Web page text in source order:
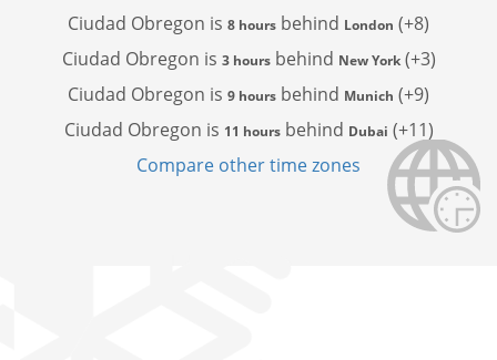
Ciudad Obregon is 8 hours behind London (+8)
Ciudad Obregon is 3 hoursbehind New York(+3)
Ciudad Obregon is 9 hours behind Munich (+9)
Ciudad Obregon is 11 hoursbehind Dubai (+11)
Compare other time zones